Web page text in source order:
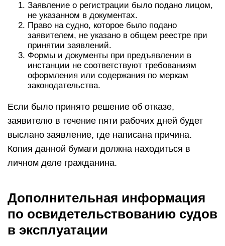
Заявление о регистрации было подано лицом,
не указанном в документах.
Право на судно, которое было подано
заявителем, не указано в общем реестре при
принятии заявлений.
Формы и документы при предъявлении в
инстанции не соответствуют требованиям
оформления или содержания по меркам
законодательства.
Если было принято решение об отказе,
заявителю в течение пяти рабочих дней будет
выслано заявление, где написана причина.
Копия данной бумаги должна находиться в
личном деле гражданина.
Дополнительная информация
по освидетельствованию судов
в эксплуатации